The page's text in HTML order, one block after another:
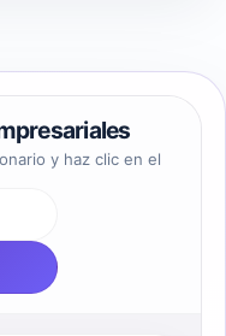
y haz clic en el